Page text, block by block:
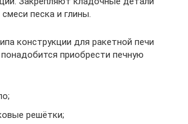
песка и глины.
конструкции для ракетной печи
приобрести печную
решётки;